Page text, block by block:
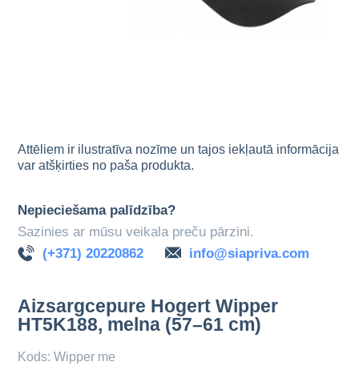
Attēliem ir ilustratīva nozīme un tajos iekļautā informācija
var atšķirties no paša produkta.
Nepieciešama palīdzība?
Sazinies ar mūsu veikala preču pārzini.
(+371) 20220862
info@siapriva.com
Aizsargcepure Hogert Wipper
HT5K188, melna (57–61 cm)
Kods: Wipper me